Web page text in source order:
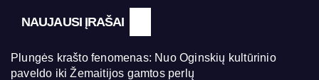
NAUJAUSI ĮRAŠAI
Plungės krašto fenomenas: Nuo Oginskių kultūrinio
paveldo iki Žemaitijos gamtos perlų